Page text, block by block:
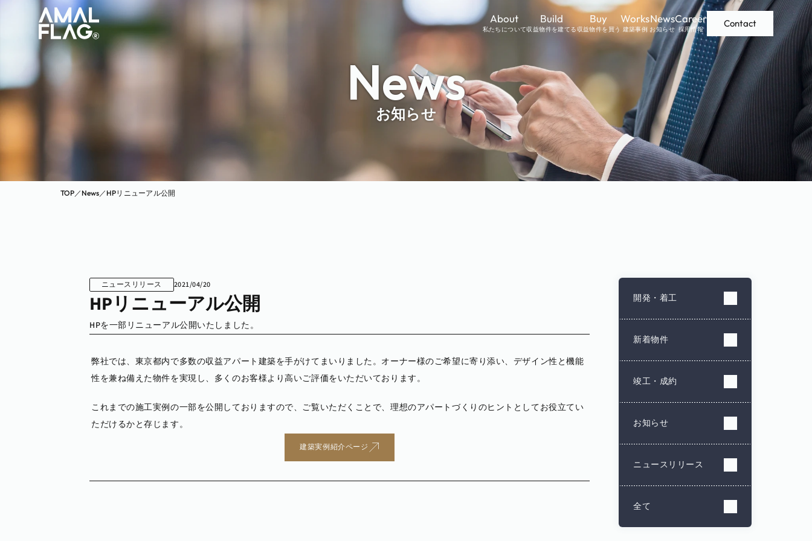
About
私たちについて
Build
収益物件を建てる
Buy
収益物件を買う
Works
建築事例
News
お知らせ
Career
採用情報
Contact
News
お知らせ
TOP／ News／ HPリニューアル公開
ニュースリリース 2021/04/20
HPリニューアル公開
HPを一部リニューアル公開いたしました。
弊社では、東京都内で多数の収益アパート建築を手がけてまいりました。オーナー様のご希望に寄り添い、デザイン性と機能
性を兼ね備えた物件を実現し、多くのお客様より高いご評価をいただいております。
これまでの施工実例の一部を公開しておりますので、ご覧いただくことで、理想のアパートづくりのヒントとしてお役立てい
ただけるかと存じます。
建築実例紹介ページ
開発・着工
新着物件
竣工・成約
お知らせ
ニュースリリース
全て